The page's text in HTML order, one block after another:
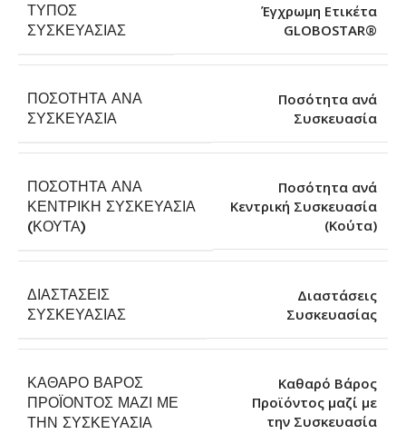
ΤΎΠΟΣ
ΣΥΣΚΕΥΑΣΊΑΣ
Έγχρωμη Ετικέτα
GLOBOSTAR®
ΠΟΣΌΤΗΤΑ ΑΝΆ
ΣΥΣΚΕΥΑΣΊΑ
Ποσότητα ανά
Συσκευασία
ΠΟΣΌΤΗΤΑ ΑΝΆ
ΚΕΝΤΡΙΚΉ ΣΥΣΚΕΥΑΣΊΑ
(ΚΟΎΤΑ)
Ποσότητα ανά
Κεντρική Συσκευασία
(Κούτα)
ΔΙΑΣΤΆΣΕΙΣ
ΣΥΣΚΕΥΑΣΊΑΣ
Διαστάσεις
Συσκευασίας
ΚΑΘΑΡΌ ΒΆΡΟΣ
ΠΡΟΪΌΝΤΟΣ ΜΑΖΊ ΜΕ
ΤΗΝ ΣΥΣΚΕΥΑΣΊΑ
Καθαρό Βάρος
Προϊόντος μαζί με
την Συσκευασία